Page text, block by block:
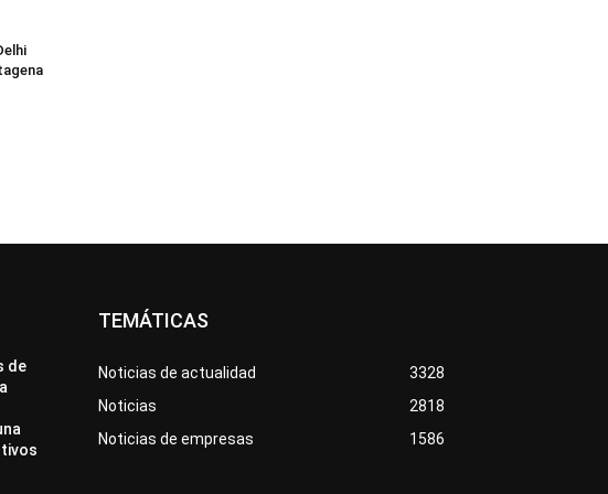
de
TEMÁTICAS
Noticias de actualidad
3328
Noticias
2818
Noticias de empresas
1586